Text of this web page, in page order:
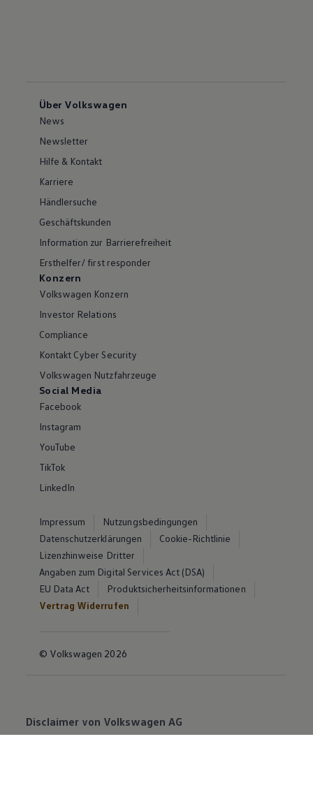
Über Volkswagen
News
Newsletter
Hilfe & Kontakt
Karriere
Händlersuche
Geschäftskunden
Information zur Barrierefreiheit
Ersthelfer/ first responder
Konzern
Volkswagen Konzern
Investor Relations
Compliance
Kontakt Cyber Security
Volkswagen Nutzfahrzeuge
Social Media
Facebook
Instagram
YouTube
TikTok
LinkedIn
Impressum
Nutzungsbedingungen
Datenschutzerklärungen
Cookie-Richtlinie
Lizenzhinweise Dritter
Angaben zum Digital Services Act (DSA)
EU Data Act
Produktsicherheitsinformationen
Vertrag Widerrufen
© Volkswagen 2026
Disclaimer von Volkswagen AG